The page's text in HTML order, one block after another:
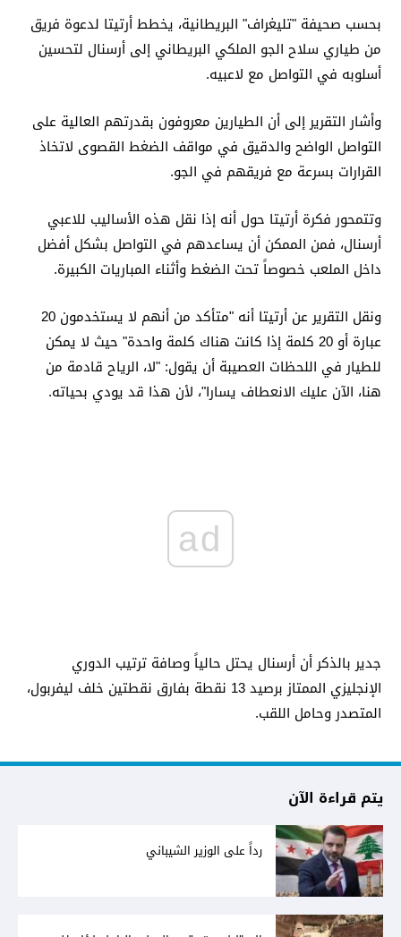
بحسب صحيفة "تليغراف" البريطانية، يخطط أرتيتا لدعوة فريق
من طياري سلاح الجو الملكي البريطاني إلى أرسنال لتحسين
أسلوبه في التواصل مع لاعبيه.
وأشار التقرير إلى أن الطيارين معروفون بقدرتهم العالية على
التواصل الواضح والدقيق في مواقف الضغط القصوى لاتخاذ
القرارات بسرعة مع فريقهم في الجو.
وتتمحور فكرة أرتيتا حول أنه إذا نقل هذه الأساليب للاعبي
أرسنال، فمن الممكن أن يساعدهم في التواصل بشكل أفضل
داخل الملعب خصوصاً تحت الضغط وأثناء المباريات الكبيرة.
ونقل التقرير عن أرتيتا أنه "متأكد من أنهم لا يستخدمون 20
عبارة أو 20 كلمة إذا كانت هناك كلمة واحدة" حيث لا يمكن
للطيار في اللحظات العصيبة أن يقول: "لا، الرياح قادمة من
هنا، الآن عليك الانعطاف يسارا"، لأن هذا قد يودي بحياته.
ad
جدير بالذكر أن أرسنال يحتل حالياً وصافة ترتيب الدوري
الإنجليزي الممتاز برصيد 13 نقطة بفارق نقطتين خلف ليفربول،
المتصدر وحامل اللقب.
يتم قراءة الآن
رداً على الوزير الشيباني